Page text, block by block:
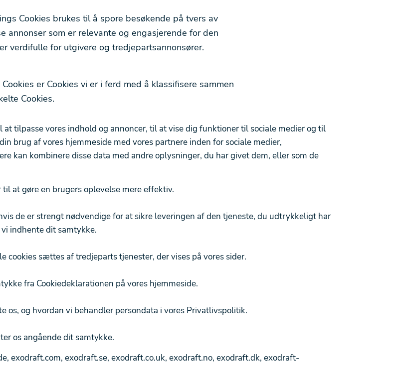
Cookies brukes til å spore besøkende på tvers av
annonser som er relevante og engasjerende for den
verdifulle for utgivere og tredjepartsannonsører.
er Cookies vi er i ferd med å klassifisere sammen
Cookies.
tilpasse vores indhold og annoncer, til at vise dig funktioner til sociale medier og til
brug af vores hjemmeside med vores partnere inden for sociale medier,
kan kombinere disse data med andre oplysninger, du har givet dem, eller som de
at gøre en brugers oplevelse mere effektiv.
de er strengt nødvendige for at sikre leveringen af den tjeneste, du udtrykkeligt har
indhente dit samtykke.
sættes af tredjeparts tjenester, der vises på vores sider.
fra Cookiedeklarationen på vores hjemmeside.
os, og hvordan vi behandler persondata i vores Privatlivspolitik.
os angående dit samtykke.
exodraft.se, exodraft.co.uk, exodraft.no, exodraft.dk, exodraft-